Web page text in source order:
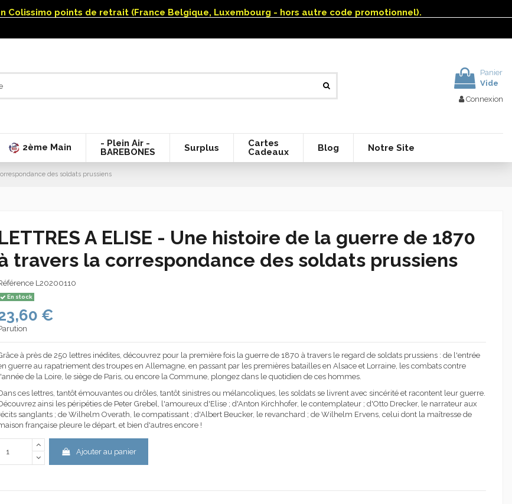
Colissimo points de retrait (France Belgique, Luxembourg - hors autre code promotionnel).
Panier
Vide
Connexion
2ème Main
- Plein Air -
BAREBONES
Surplus
Cartes
Cadeaux
Blog Notre Site
des soldats prussiens
A ELISE - Une histoire de la guerre de 1870
travers la correspondance des soldats prussiens
L20200110
En stock
€
à près de 250 lettres inédites, découvrez pour la première fois la guerre de 1870 à travers le regard de soldats prussiens : de l'entrée
guerre au rapatriement des troupes en Allemagne, en passant par les premières batailles en Alsace et Lorraine, les combats contre
de la Loire, le siège de Paris, ou encore la Commune, plongez dans le quotidien de ces hommes.
ces lettres, tantôt émouvantes ou drôles, tantôt sinistres ou mélancoliques, les soldats se livrent avec sincérité et racontent leur guerre.
ainsi les péripéties de Peter Grebel, l'amoureux d'Elise ; d'Anton Kirchhofer, le contemplateur ; d'Otto Drecker, le narrateur aux
sanglants ; de Wilhelm Overath, le compatissant ; d'Albert Beucker, le revanchard ; de Wilhelm Ervens, celui dont la maîtresse de
française pleure le départ, et bien d'autres encore !
Ajouter au panier